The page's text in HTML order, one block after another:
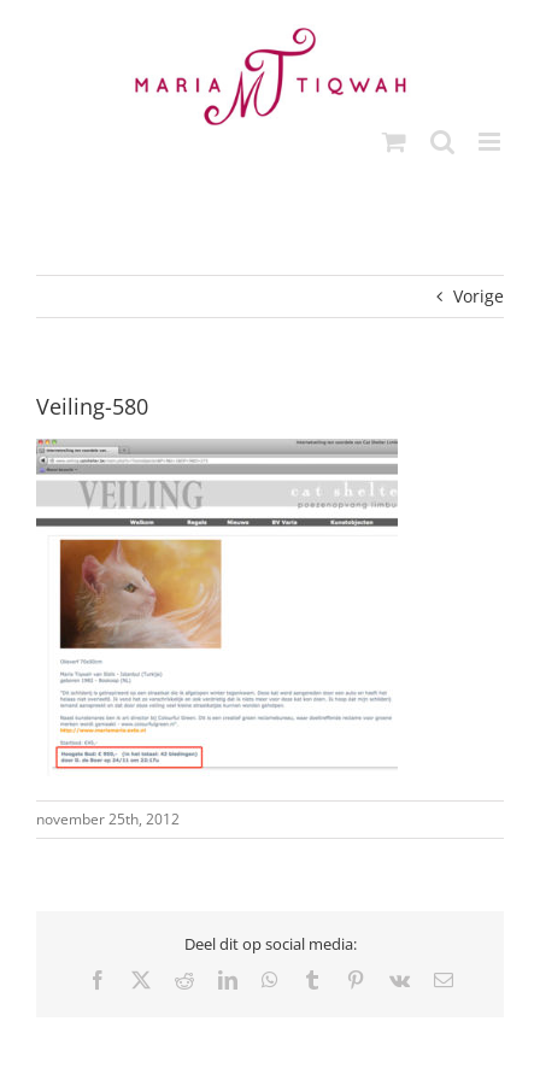
Vorige
Veiling-580
november 25th, 2012
Deel dit op social media:
Facebook RedditLinkedInWhatsApp
Tumblr Pinterest
Vk
E-